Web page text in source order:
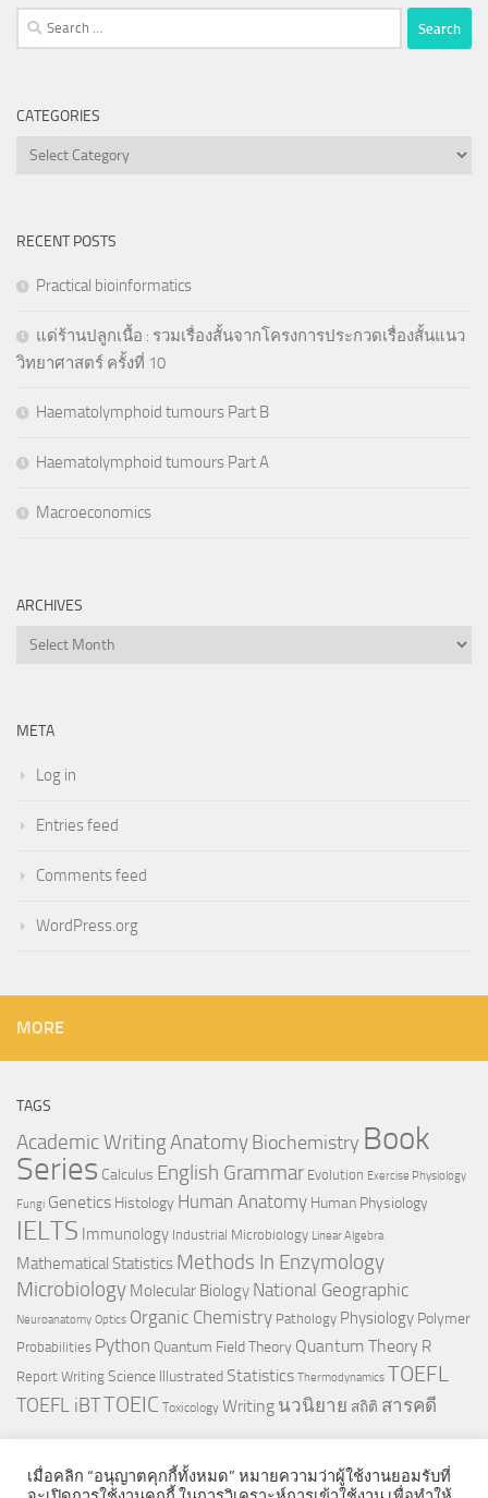
Search
for:
CATEGORIES
Categories
RECENT POSTS
Practical bioinformatics
แด่ร้านปลูกเนื้อ : รวมเรื่องสั้นจากโครงการประกวดเรื่องสั้นแนว
วิทยาศาสตร์ ครั้งที่ 10
Haematolymphoid tumours Part B
Haematolymphoid tumours Part A
Macroeconomics
ARCHIVES
Archives
META
Log in
Entries feed
Comments feed
WordPress.org
MORE
TAGS
Academic WritingAnatomyBiochemistry Book
Series Calculus English Grammar Evolution Exercise Physiology
Fungi Genetics Histology Human Anatomy Human Physiology
IELTS Immunology Industrial Microbiology Linear Algebra
Mathematical Statistics Methods In Enzymology
Microbiology Molecular Biology National Geographic
Neuroanatomy Optics Organic Chemistry Pathology Physiology Polymer
Probabilities Python Quantum Field Theory Quantum Theory R
Report Writing Science Illustrated Statistics Thermodynamics TOEFL
TOEFL iBTTOEIC Toxicology Writing นวนิยาย สถิติ สารคดี
เมื่อคลิก “อนุญาตคุกกี้ทั้งหมด” หมายความว่าผู้ใช้งานยอมรับที่